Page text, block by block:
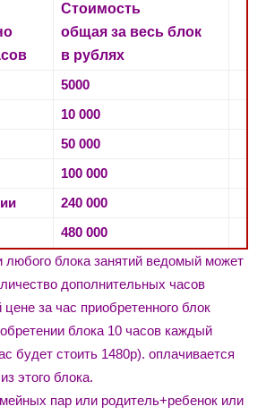
Стоимость
общая за весь блок
в рублях
5000
10 000
50 000
100 000
240 000
480 000
любого блока занятий ведомый может
дополнительных часов
цене за час приобретенного блок
блока 10 часов каждый
будет стоить 1480р). оплачивается
этого блока.
пар или родитель+ребенок или